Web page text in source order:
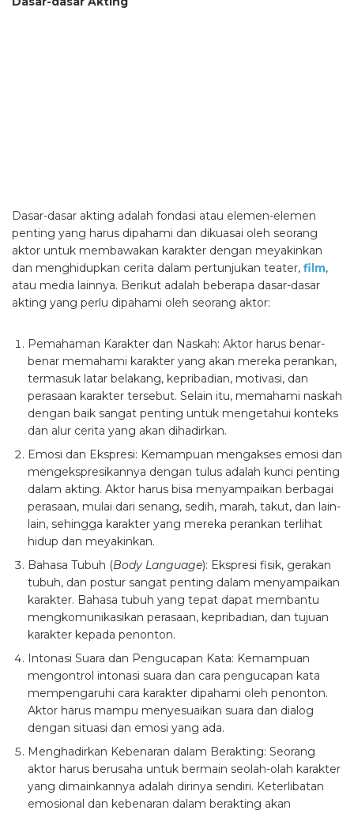
Dasar-dasar akting adalah fondasi atau elemen-elemen
penting yang harus dipahami dan dikuasai oleh seorang
aktor untuk membawakan karakter dengan meyakinkan
dan menghidupkan cerita dalam pertunjukan teater, film,
atau media lainnya. Berikut adalah beberapa dasar-dasar
akting yang perlu dipahami oleh seorang aktor:
Pemahaman Karakter dan Naskah: Aktor harus benar-
benar memahami karakter yang akan mereka perankan,
termasuk latar belakang, kepribadian, motivasi, dan
perasaan karakter tersebut. Selain itu, memahami naskah
dengan baik sangat penting untuk mengetahui konteks
dan alur cerita yang akan dihadirkan.
Emosi dan Ekspresi: Kemampuan mengakses emosi dan
mengekspresikannya dengan tulus adalah kunci penting
dalam akting. Aktor harus bisa menyampaikan berbagai
perasaan, mulai dari senang, sedih, marah, takut, dan lain-
lain, sehingga karakter yang mereka perankan terlihat
hidup dan meyakinkan.
Bahasa Tubuh (Body Language): Ekspresi fisik, gerakan
tubuh, dan postur sangat penting dalam menyampaikan
karakter. Bahasa tubuh yang tepat dapat membantu
mengkomunikasikan perasaan, kepribadian, dan tujuan
karakter kepada penonton.
Intonasi Suara dan Pengucapan Kata: Kemampuan
mengontrol intonasi suara dan cara pengucapan kata
mempengaruhi cara karakter dipahami oleh penonton.
Aktor harus mampu menyesuaikan suara dan dialog
dengan situasi dan emosi yang ada.
Menghadirkan Kebenaran dalam Berakting: Seorang
aktor harus berusaha untuk bermain seolah-olah karakter
yang dimainkannya adalah dirinya sendiri. Keterlibatan
emosional dan kebenaran dalam berakting akan